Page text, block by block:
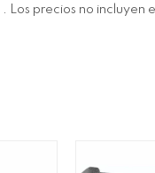
. Los precios no incluyen